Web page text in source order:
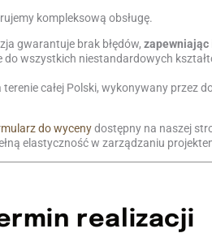
kompleksową obsługę.
gwarantuje brak błędów, zapewniając
do wszystkich niestandardowych
całej Polski, wykonywany przez
do wycenydostępny na naszej
elastyczność w zarządzaniu
realizacji